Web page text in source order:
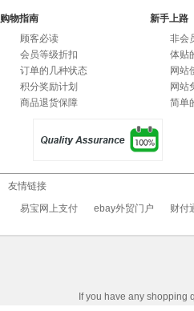
购物指南
顾客必读
会员等级折扣
订单的几种状态
积分奖励计划
商品退货保障
新手上路
非会
体贴
网站
网站
简单
友情链接
易宝网上支付
ebay外贸门户 财付
If you have any shopping